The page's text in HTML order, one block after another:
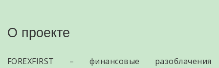
О проекте
FOREXFIRST – финансовые разоблачения